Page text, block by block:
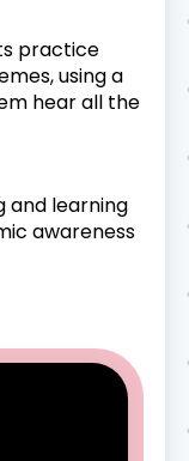
practice
using a
hear all the
and learning
awareness